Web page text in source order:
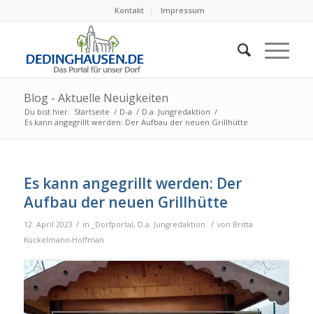
Kontakt Impressum
Blog - Aktuelle Neuigkeiten
Du bist hier: Startseite / D-a / D.a. Jungredaktion /
Es kann angegrillt werden: Der Aufbau der neuen Grillhütte
Es kann angegrillt werden: Der
Aufbau der neuen Grillhütte
12. April 2023 / in _Dorfportal, D.a. Jungredaktion / von Britta
Kückelmann-Hoffman